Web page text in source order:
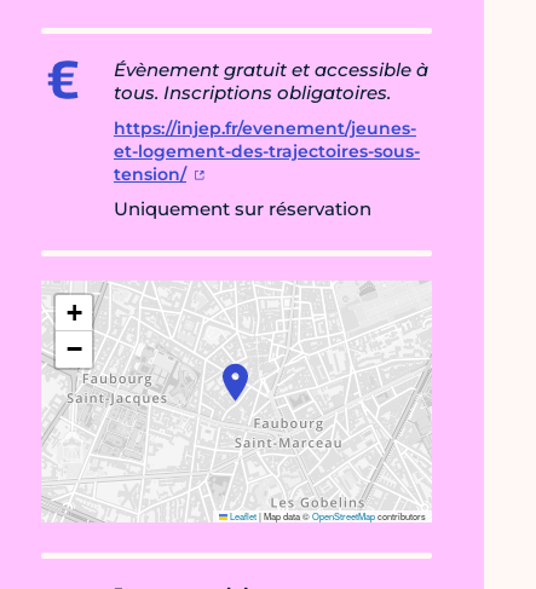
Évènement gratuit et accessible à
tous. Inscriptions obligatoires.
https://injep.fr/evenement/jeunes-
et-logement-des-trajectoires-sous-
tension/
Uniquement sur réservation
+
−
Leaflet|Map data ©OpenStreetMapcontributors